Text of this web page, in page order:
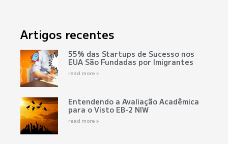
Artigos recentes
55% das Startups de Sucesso nos
EUA São Fundadas por Imigrantes
read more »
Entendendo a Avaliação Acadêmica
para o Visto EB-2 NIW
read more »